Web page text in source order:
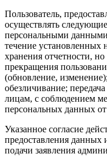
Пользователь,
осуществлять
персональными
течение
хранения отчетности,
прекращения
(обновление,
обезличивание;
лицам, с соблюдением
персональных данных
Указанное согласие
предоставления
подачи заявления